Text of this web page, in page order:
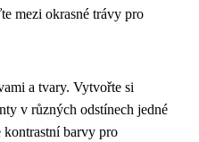
mezi okrasné trávy pro
a tvary. Vytvořte si
v různých odstínech jedné
kontrastní barvy pro